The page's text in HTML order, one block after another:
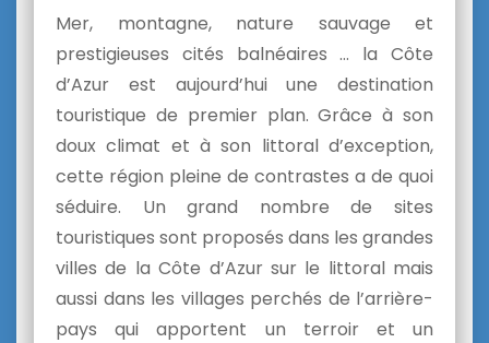
Mer, montagne, nature sauvage et
prestigieuses cités balnéaires … la Côte
d’Azur est aujourd’hui une destination
touristique de premier plan. Grâce à son
doux climat et à son littoral d’exception,
cette région pleine de contrastes a de quoi
séduire. Un grand nombre de sites
touristiques sont proposés dans les grandes
villes de la Côte d’Azur sur le littoral mais
aussi dans les villages perchés de l’arrière-
pays qui apportent un terroir et un